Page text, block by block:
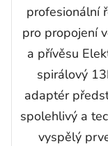
profesionální
pro propojení
a přívěsu
spirálový
adaptér
spolehlivý a
vyspělý